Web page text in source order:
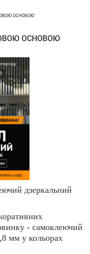
ОСНОВОЮ
ОСНОВОЮ
дзеркальний
- самоклеючий
мм у кольорах